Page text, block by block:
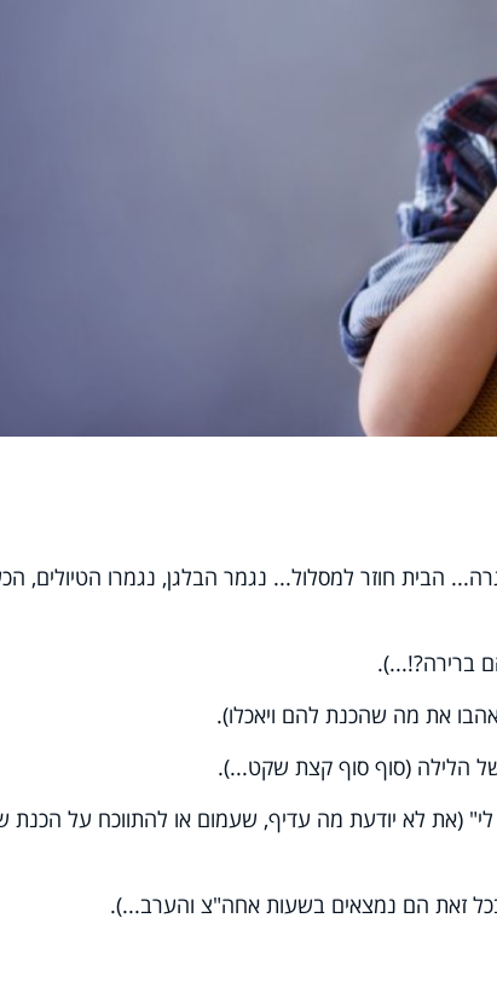
הבית חוזר למסלול... נגמר הבלגן, נגמרו הטיולים,
ברירה?!...).
את מה שהכנת להם ויאכלו).
של הלילה (סוף סוף קצת שקט...).
(את לא יודעת מה עדיף, שעמום או להתווכח על הכנת
זאת הם נמצאים בשעות אחה"צ והערב...).